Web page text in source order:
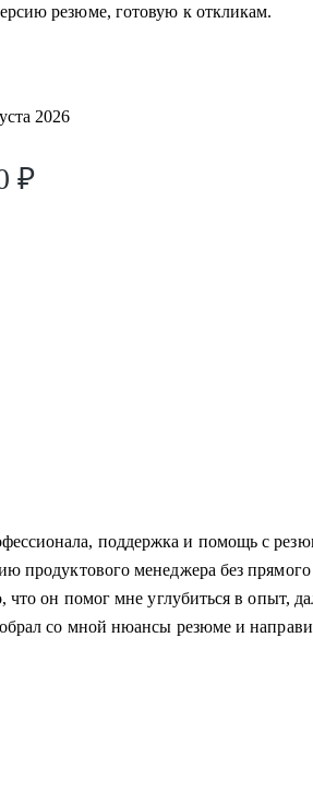
резюме, готовую к откликам.
2026
₽
поддержка и помощь с
продуктового менеджера без
что он помог мне углубиться в опыт,
со мной нюансы резюме и